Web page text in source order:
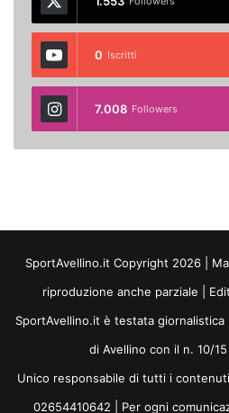
0 Iscritti
7.008 Followers
SportAvellino.it Copyright 2026 |
riproduzione anche parziale |
SportAvellino.it è testata
di Avellino con il n. 10/
Unico responsabile di tutti i
02654410642 | Per ogni